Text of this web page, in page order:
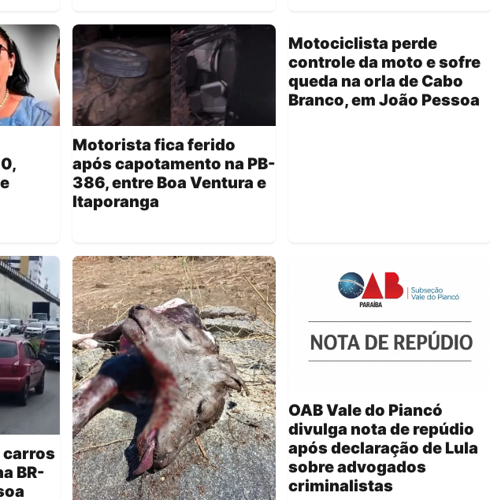
Motorista fica ferido
após capotamento na PB-
386, entre Boa Ventura e
Itaporanga
Motociclista perde
controle da moto e sofre
queda na orla de Cabo
Branco, em João Pessoa
carros
BR-
OAB Vale do Piancó
divulga nota de repúdio
após declaração de Lula
sobre advogados
criminalistas